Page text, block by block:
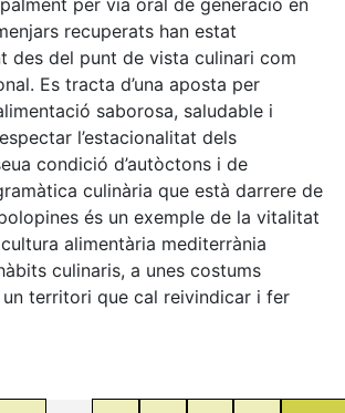
recuperats han estat
des del punt de vista culinari com
Es tracta d’una aposta per
saborosa, saludable i
l’estacionalitat dels
condició d’autòctons i de
culinària que està darrere de
és un exemple de la vitalitat
alimentària mediterrània
culinaris, a unes costums
territori que cal reivindicar i fer